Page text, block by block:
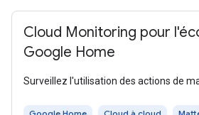
Cloud Monitoring pour
Google Home
Surveillez l'utilisation des actions de